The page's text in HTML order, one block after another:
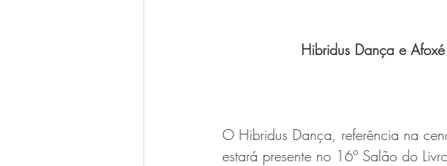
Hibridus Dança e
O Hibridus Dança, referência na
estará presente no 16º Salão do